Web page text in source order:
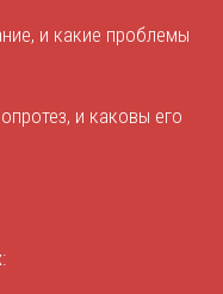
и какие проблемы
и каковы его
: